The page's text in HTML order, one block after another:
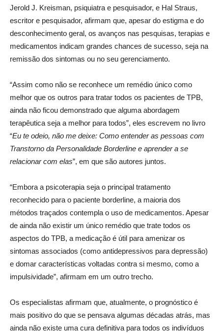
Jerold J. Kreisman, psiquiatra e pesquisador, e Hal Straus,
escritor e pesquisador, afirmam que, apesar do estigma e do
desconhecimento geral, os avanços nas pesquisas, terapias e
medicamentos indicam grandes chances de sucesso, seja na
remissão dos sintomas ou no seu gerenciamento.
“Assim como não se reconhece um remédio único como
melhor que os outros para tratar todos os pacientes de TPB,
ainda não ficou demonstrado que alguma abordagem
terapêutica seja a melhor para todos”, eles escrevem no livro
“Eu te odeio, não me deixe: Como entender as pessoas com
Transtorno da Personalidade Borderline e aprender a se
relacionar com elas”, em que são autores juntos.
“Embora a psicoterapia seja o principal tratamento
reconhecido para o paciente borderline, a maioria dos
métodos traçados contempla o uso de medicamentos. Apesar
de ainda não existir um único remédio que trate todos os
aspectos do TPB, a medicação é útil para amenizar os
sintomas associados (como antidepressivos para depressão)
e domar características voltadas contra si mesmo, como a
impulsividade”, afirmam em um outro trecho.
Os especialistas afirmam que, atualmente, o prognóstico é
mais positivo do que se pensava algumas décadas atrás, mas
ainda não existe uma cura definitiva para todos os indivíduos